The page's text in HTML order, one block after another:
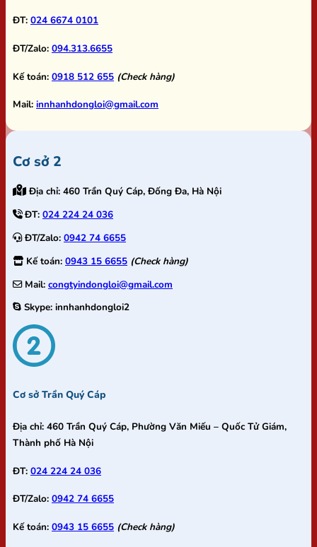
ĐT: 024 6674 0101
ĐT/Zalo: 094.313.6655
Kế toán: 0918 512 655 (Check hàng)
Mail: innhanhdongloi@gmail.com
Cơ sở 2
Địa chỉ: 460 Trần Quý Cáp, Đống Đa, Hà Nội
ĐT: 024 224 24 036
ĐT/Zalo: 0942 74 6655
Kế toán: 0943 15 6655 (Check hàng)
Mail: congtyindongloi@gmail.com
Skype: innhanhdongloi2
Cơ sở Trần Quý Cáp
Địa chỉ: 460 Trần Quý Cáp, Phường Văn Miếu – Quốc Tử Giám,
Thành phố Hà Nội
ĐT: 024 224 24 036
ĐT/Zalo: 0942 74 6655
Kế toán: 0943 15 6655 (Check hàng)